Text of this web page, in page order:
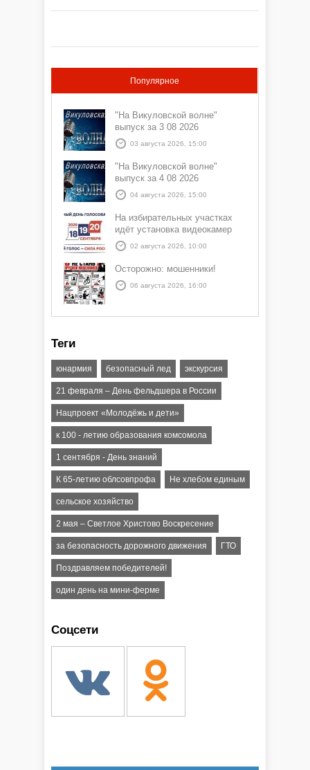
Популярное
"На Викуловской волне"
выпуск за 3 08 2026
03 августа 2026, 15:00
"На Викуловской волне"
выпуск за 4 08 2026
04 августа 2026, 15:00
На избирательных участках
идёт установка видеокамер
02 августа 2026, 10:00
Осторожно: мошенники!
06 августа 2026, 16:00
Теги
юнармия безопасный лед экскурсия
21 февраля – День фельдшера в России
Нацпроект «Молодёжь и дети»
к 100 - летию образования комсомола
1 сентября - День знаний
К 65-летию облсовпрофа Не хлебом единым
сельское хозяйство
2 мая – Светлое Христово Воскресение
за безопасность дорожного движения ГТО
Поздравляем победителей!
один день на мини-ферме
Соцсети